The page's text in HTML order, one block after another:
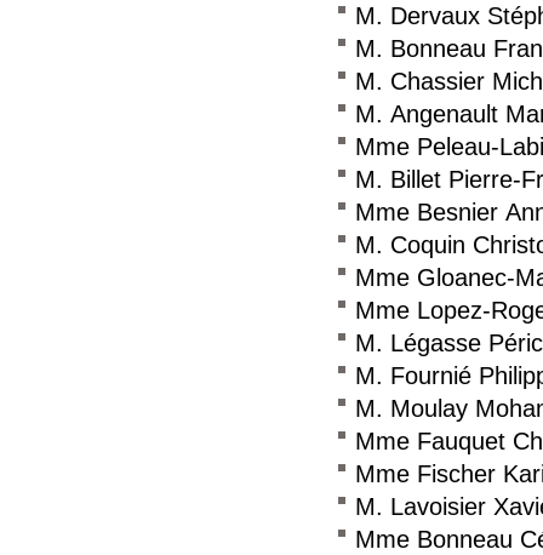
M. Dervaux
M. Bonneau
M. Chassier
M. Angenault
Mme Peleau-
M. Billet Pierre-
Mme Besnier
M. Coquin
Mme Gloanec-
Mme Lopez-
M. Légasse
M. Fournié
M. Moulay
Mme Fauquet
Mme Fischer
M. Lavoisier
Mme Bonneau